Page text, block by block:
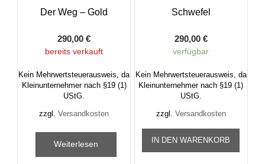
Der Weg – Gold
290,00€
bereits verkauft
Kein Mehrwertsteuerausweis, da
Kleinunternehmer nach §19 (1)
UStG.
zzgl.Versandkosten
Weiterlesen
Schwefel
290,00 €
verfügbar
Kein Mehrwertsteuerausweis, da
Kleinunternehmer nach §19 (1)
UStG.
zzgl. Versandkosten
IN DEN WARENKORB